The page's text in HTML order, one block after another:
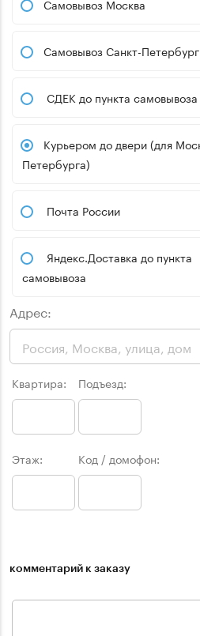
Самовывоз Москва
Самовывоз Санкт-Петербург
СДЕК до пункта самовывоза
Курьером до двери (для Москвы и Санкт-
Петербурга)
Почта России
Яндекс.Доставка до пункта
самовывоза
Адрес:
Квартира: Подъезд:
Этаж: Код / домофон:
комментарий к заказу